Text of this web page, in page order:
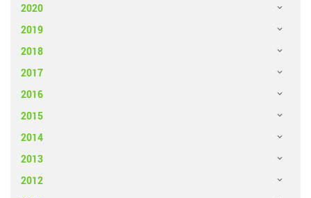
2020
2019
2018
2017
2016
2015
2014
2013
2012